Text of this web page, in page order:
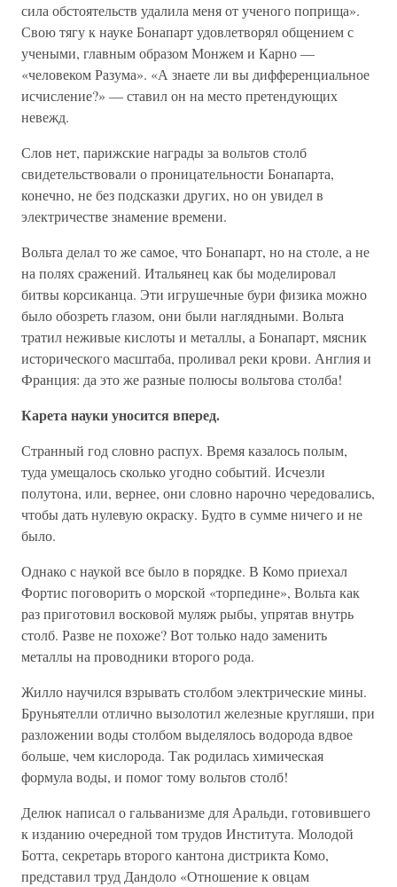
сила обстоятельств удалила меня от ученого поприща».
Свою тягу к науке Бонапарт удовлетворял общением с
учеными, главным образом Монжем и Карно —
«человеком Разума». «А знаете ли вы дифференциальное
исчисление?» — ставил он на место претендующих
невежд.
Слов нет, парижские награды за вольтов столб
свидетельствовали о проницательности Бонапарта,
конечно, не без подсказки других, но он увидел в
электричестве знамение времени.
Вольта делал то же самое, что Бонапарт, но на столе, а не
на полях сражений. Итальянец как бы моделировал
битвы корсиканца. Эти игрушечные бури физика можно
было обозреть глазом, они были наглядными. Вольта
тратил неживые кислоты и металлы, а Бонапарт, мясник
исторического масштаба, проливал реки крови. Англия и
Франция: да это же разные полюсы вольтова столба!
Карета науки уносится вперед.
Странный год словно распух. Время казалось полым,
туда умещалось сколько угодно событий. Исчезли
полутона, или, вернее, они словно нарочно чередовались,
чтобы дать нулевую окраску. Будто в сумме ничего и не
было.
Однако с наукой все было в порядке. В Комо приехал
Фортис поговорить о морской «торпедине», Вольта как
раз приготовил восковой муляж рыбы, упрятав внутрь
столб. Разве не похоже? Вот только надо заменить
металлы на проводники второго рода.
Жилло научился взрывать столбом электрические мины.
Бруньятелли отлично вызолотил железные кругляши, при
разложении воды столбом выделялось водорода вдвое
больше, чем кислорода. Так родилась химическая
формула воды, и помог тому вольтов столб!
Делюк написал о гальванизме для Аральди, готовившего
к изданию очередной том трудов Института. Молодой
Ботта, секретарь второго кантона дистрикта Комо,
представил труд Дандоло «Отношение к овцам